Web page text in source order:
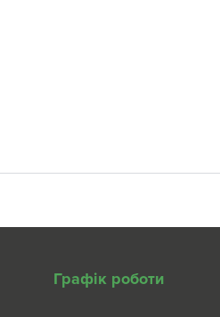
Графік роботи